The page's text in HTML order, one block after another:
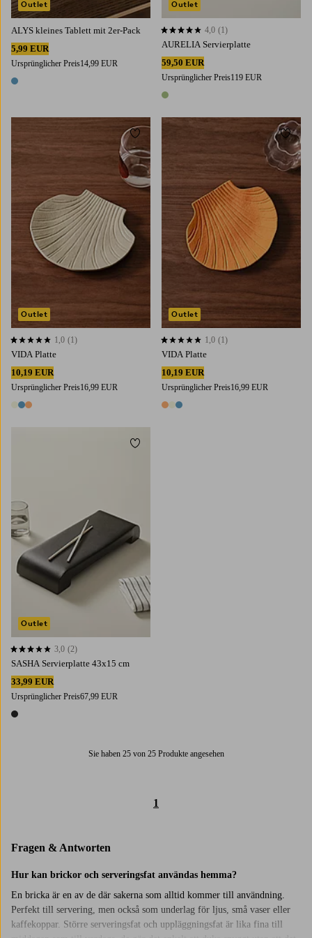
ALYS kleines Tablett mit 2er-Pack
5,99 EUR
Ursprünglicher Preis14,99 EUR
1 Farbe
Outlet
AURELIA Servierplatte
59,50 EUR
Ursprünglicher Preis119 EUR
1 Farbe
4,0 basierend auf 1 Bewertungen
4,0 (1)
Outlet
VIDA Platte
10,19 EUR
Ursprünglicher Preis16,99 EUR
3 Farben
1,0 basierend auf 1 Bewertungen
1,0 (1)
Outlet
Zu Favoriten hinzufügen
VIDA Platte
10,19 EUR
Ursprünglicher Preis16,99 EUR
3 Farben
1,0 basierend auf 1 Bewertungen
1,0 (1)
Outlet
Zu
SASHA Servierplatte 43x15 cm
33,99 EUR
Ursprünglicher Preis67,99 EUR
1 Farbe
3,0 basierend auf 2 Bewertungen
3,0 (2)
Outlet
Zu Favoriten hinzufügen
Sie haben 25 von 25 Produkte angesehen
1
Fragen & Antworten
Hur kan brickor och serveringsfat användas hemma?
En bricka är en av de där sakerna som alltid kommer till användning.
Perfekt till servering, men också som underlag för ljus, små vaser eller
kaffekoppar. Större serveringsfat och uppläggningsfat är lika fina till